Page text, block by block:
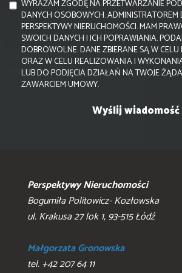
WYRAŻAM ZGODĘ NA PRZETWARZANIE
DANYCH OSOBOWYCH. ADMINISTRATOREM
PERSPEKTYWY NIERUCHOMOŚCI. MAM
SWOICH DANYCH I ICH POPRAWIANIA.
DOBROWOLNE. DANE ZBIERANE SĄ W
ORAZ W CELU REALIZOWANIA I
LUB DO PODJĘCIA DZIAŁAŃ NA TWOJE
ZAWARCIEM UMOWY.
Perspektywy Nieruchomości
Bogumiła Politowicz- Kozłowska
ul. Krakusa 27 lok 1, 93-515 Łódź
Małgorzata Gronowska
tel. +42 207 64 11